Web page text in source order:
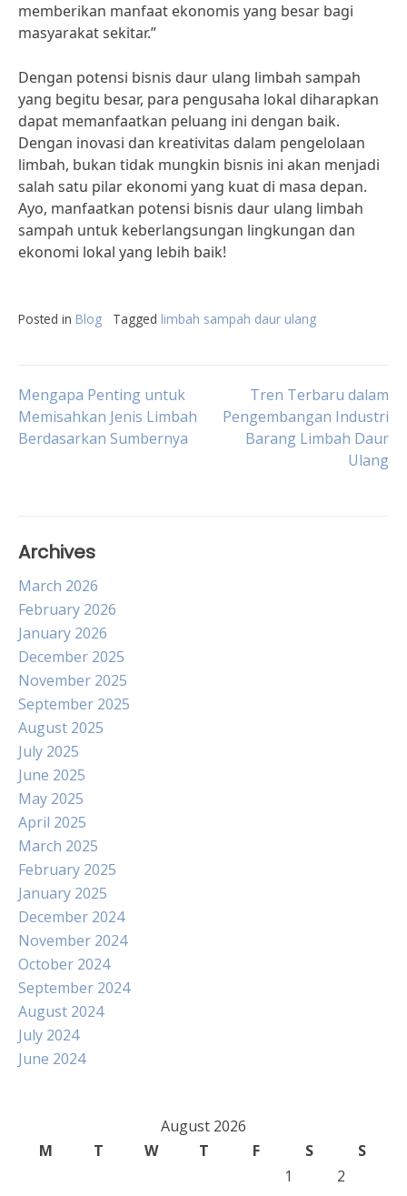
memberikan manfaat ekonomis yang besar bagi
masyarakat sekitar.”
Dengan potensi bisnis daur ulang limbah sampah
yang begitu besar, para pengusaha lokal diharapkan
dapat memanfaatkan peluang ini dengan baik.
Dengan inovasi dan kreativitas dalam pengelolaan
limbah, bukan tidak mungkin bisnis ini akan menjadi
salah satu pilar ekonomi yang kuat di masa depan.
Ayo, manfaatkan potensi bisnis daur ulang limbah
sampah untuk keberlangsungan lingkungan dan
ekonomi lokal yang lebih baik!
Posted in Blog Tagged limbah sampah daur ulang
Post
navigation
Mengapa Penting untuk
Memisahkan Jenis Limbah
Berdasarkan Sumbernya
Tren Terbaru dalam
Pengembangan Industri
Barang Limbah Daur
Ulang
Archives
March 2026
February 2026
January 2026
December 2025
November 2025
September 2025
August 2025
July 2025
June 2025
May 2025
April 2025
March 2025
February 2025
January 2025
December 2024
November 2024
October 2024
September 2024
August 2024
July 2024
June 2024
August 2026
M
T W T F S
S
1
2